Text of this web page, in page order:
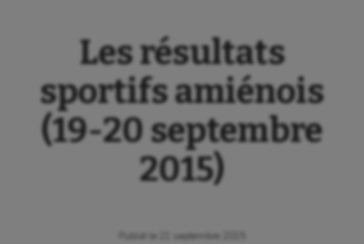
Les résultats
sportifs amiénois
(19-20 septembre
2015)
Publié le
21 septembre 2015